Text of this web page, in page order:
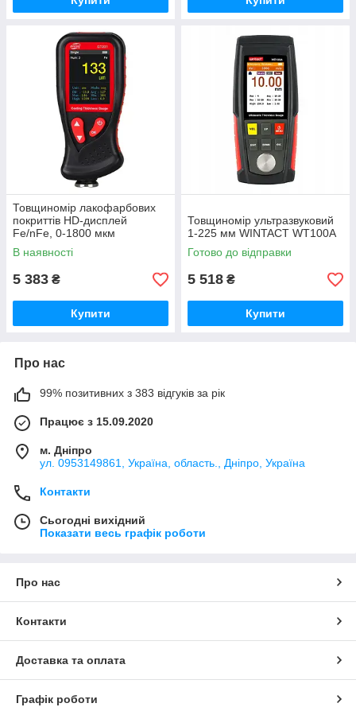
Товщиномір лакофарбових
покриттів HD-дисплей
Fe/nFe, 0-1800 мкм
BENETECH GT231
В наявності
5 383 ₴
Купити
Товщиномір ультразвуковий
1-225 мм WINTACT WT100A
Готово до відправки
5 518 ₴
Купити
Про нас
99% позитивних з 383 відгуків за рік
Працює з 15.09.2020
м. Дніпро
ул. 0953149861, Україна, область., Дніпро, Україна
Контакти
Сьогодні вихідний
Показати весь графік роботи
Про нас
Контакти
Доставка та оплата
Графік роботи